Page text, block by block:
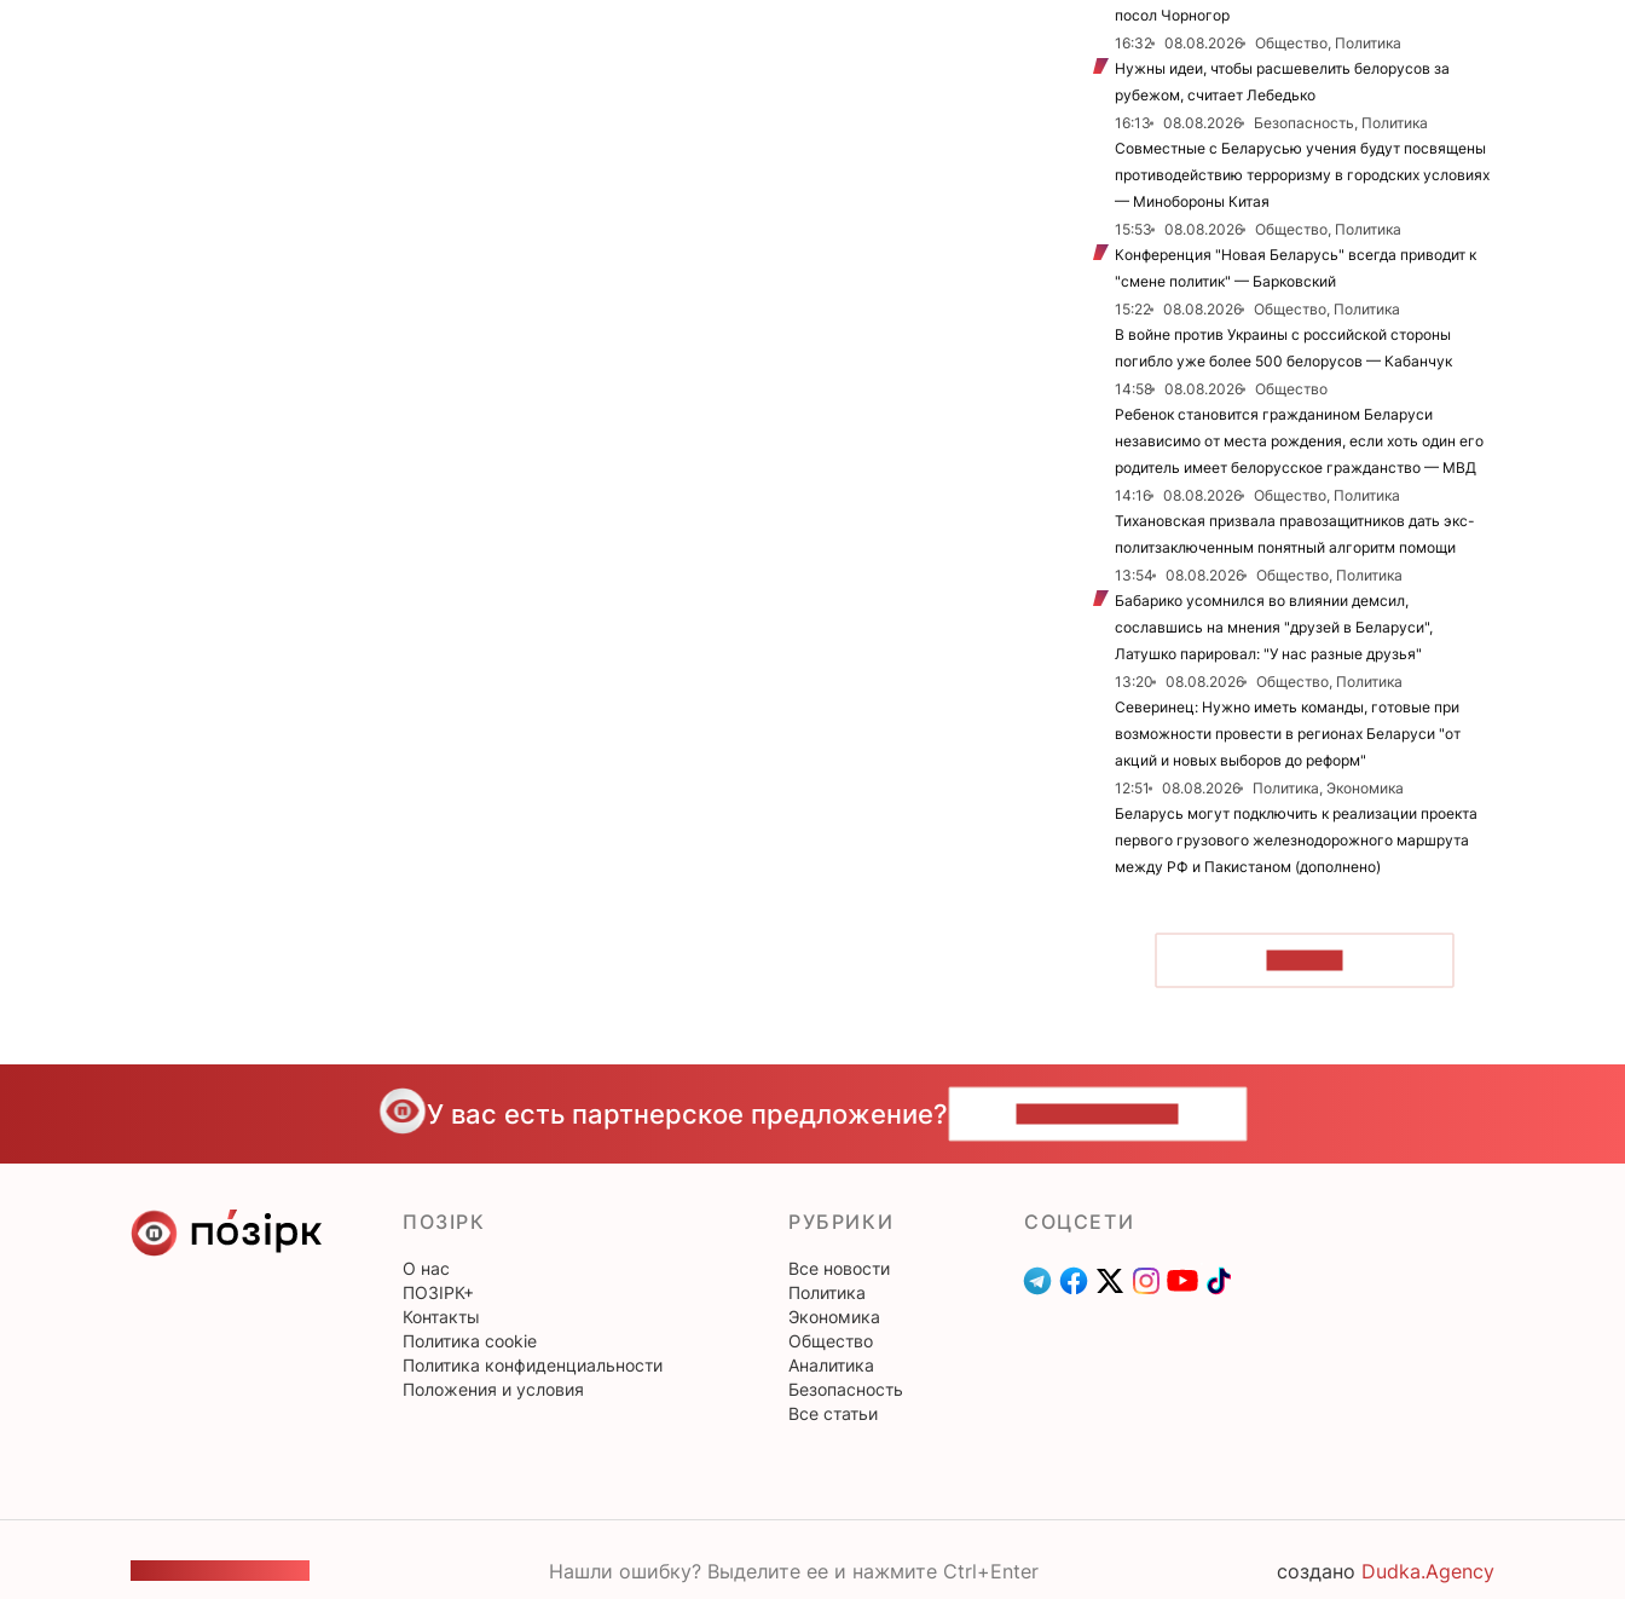
посол Чорногор
16:32
08.08.2026
Общество, Политика
Нужны идеи, чтобы расшевелить белорусов за
рубежом, считает Лебедько
16:13
08.08.2026
Безопасность, Политика
Совместные с Беларусью учения будут посвящены
противодействию терроризму в городских условиях
— Минобороны Китая
15:53
08.08.2026
Общество, Политика
Конференция "Новая Беларусь" всегда приводит к
"смене политик" — Барковский
15:22
08.08.2026
Общество, Политика
В войне против Украины с российской стороны
погибло уже более 500 белорусов — Кабанчук
14:58
08.08.2026
Общество
Ребенок становится гражданином Беларуси
независимо от места рождения, если хоть один его
родитель имеет белорусское гражданство — МВД
14:16
08.08.2026
Общество, Политика
Тихановская призвала правозащитников дать экс-
политзаключенным понятный алгоритм помощи
13:54
08.08.2026
Общество, Политика
Бабарико усомнился во влиянии демсил,
сославшись на мнения "друзей в Беларуси",
Латушко парировал: "У нас разные друзья"
13:20
08.08.2026
Общество, Политика
Северинец: Нужно иметь команды, готовые при
возможности провести в регионах Беларуси "от
акций и новых выборов до реформ"
12:51
08.08.2026
Политика, Экономика
Беларусь могут подключить к реализации проекта
первого грузового железнодорожного маршрута
между РФ и Пакистаном (дополнено)
У вас есть партнерское предложение?
ПОЗІРК
О нас
ПОЗІРК+
Контакты
Политика cookie
Политика конфиденциальности
Положения и условия
РУБРИКИ
Все новости
Политика
Экономика
Общество
Аналитика
Безопасность
Все статьи
CОЦСЕТИ
Нашли ошибку? Выделите ее и нажмите Ctrl+Enter создано Dudka.Agency